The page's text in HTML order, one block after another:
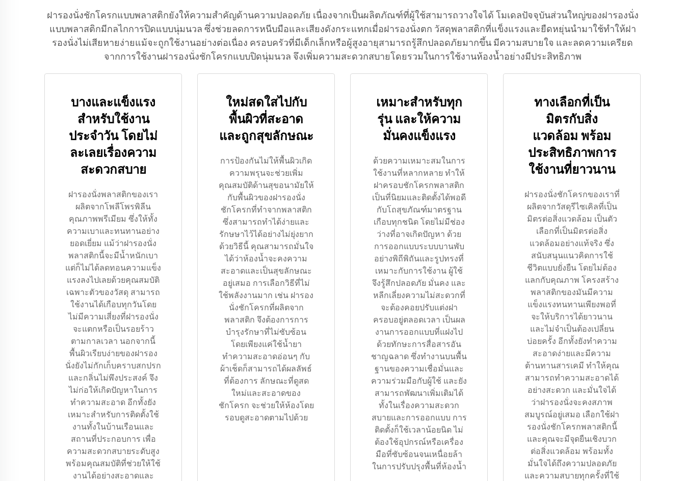
ฝารองนั่งชักโครกแบบพลาสติกยังให้ความสำคัญด้านความปลอดภัย เนื่องจากเป็นผลิตภัณฑ์ที่ผู้ใช้สามารถวางใจได้ โมเดลปัจจุบันส่วนใหญ่ของฝารองนั่ง
แบบพลาสติกมีกลไกการปิดแบบนุ่มนวล ซึ่งช่วยลดการหนีบมือและเสียงดังกระแทกเมื่อฝารองนั่งตก วัสดุพลาสติกที่แข็งแรงและยืดหยุ่นนำมาใช้ทำให้ฝา
รองนั่งไม่เสียหายง่ายแม้จะถูกใช้งานอย่างต่อเนื่อง ครอบครัวที่มีเด็กเล็กหรือผู้สูงอายุสามารถรู้สึกปลอดภัยมากขึ้น มีความสบายใจ และลดความเครียด
จากการใช้งานฝารองนั่งชักโครกแบบปิดนุ่มนวล จึงเพิ่มความสะดวกสบายโดยรวมในการใช้งานห้องน้ำอย่างมีประสิทธิภาพ
บางและแข็งแรง
สำหรับใช้งาน
ประจำวัน โดยไม่
ละเลยเรื่องความ
สะดวกสบาย
ฝารองนั่งพลาสติกของเรา
ผลิตจากโพลีโพรพิลีน
คุณภาพพรีเมียม ซึ่งให้ทั้ง
ความเบาและทนทานอย่าง
ยอดเยี่ยม แม้ว่าฝารองนั่ง
พลาสติกนี้จะมีน้ำหนักเบา
แต่ก็ไม่ได้ลดทอนความแข็ง
แรงลงไปเลยด้วยคุณสมบัติ
เฉพาะตัวของวัสดุ สามารถ
ใช้งานได้เกือบทุกวันโดย
ไม่มีความเสี่ยงที่ฝารองนั่ง
จะแตกหรือเป็นรอยร้าว
ตามกาลเวลา นอกจากนี้
พื้นผิวเรียบง่ายของฝารอง
นั่งยังไม่กักเก็บคราบสกปรก
และกลิ่นไม่พึงประสงค์ จึง
ไม่ก่อให้เกิดปัญหาในการ
ทำความสะอาด อีกทั้งยัง
เหมาะสำหรับการติดตั้งใช้
งานทั้งในบ้านเรือนและ
สถานที่ประกอบการ เพื่อ
ความสะดวกสบายระดับสูง
พร้อมคุณสมบัติที่ช่วยให้ใช้
งานได้อย่างสะอาดและ
ใหม่สดใสไปกับ
พื้นผิวที่สะอาด
และถูกสุขลักษณะ
การป้องกันไม่ให้พื้นผิวเกิด
ความพรุนจะช่วยเพิ่ม
คุณสมบัติด้านสุขอนามัยให้
กับพื้นผิวของฝารองนั่ง
ชักโครกที่ทำจากพลาสติก
ซึ่งสามารถทำได้ง่ายและ
รักษษาไว้ได้อย่างไม่ยุ่งยาก
ด้วยวิธีนี้ คุณสามารถมั่นใจ
ได้ว่าห้องน้ำจะคงความ
สะอาดและเป็นสุขลักษณะ
อยู่เสมอ การเลือกวิธีที่ไม่
ใช้พลังงานมาก เช่น ฝารอง
นั่งชักโครกที่ผลิตจาก
พลาสติก จึงต้องการการ
บำรุงรักษาที่ไม่ซับซ้อน
โดยเพียงแค่ใช้น้ำยา
ทำความสะอาดอ่อนๆ กับ
ผ้าเช็ดก็สามารถได้ผลลัพธ์
ที่ต้องการ ลักษณะที่ดูสด
ใหม่และสะอาดของ
ชักโครก จะช่วยให้ห้องโดย
รอบดูสะอาดตามไปด้วย
เหมาะสำหรับทุก
รุ่น และให้ความ
มั่นคงแข็งแรง
ด้วยความเหมาะสมในการ
ใช้งานที่หลากหลาย ทำให้
ฝาครอบชักโครกพลาสติก
เป็นที่นิยมและติดตั้งได้พอดี
กับโถสุขภัณฑ์มาตรฐาน
เกือบทุกชนิด โดยไม่มีช่อง
ว่างที่อาจเกิดปัญหา ด้วย
การออกแบบระบบบานพับ
อย่างพิถีพิถันและรูปทรงที่
เหมาะกับการใช้งาน ผู้ใช้
จึงรู้สึกปลอดภัย มั่นคง และ
หลีกเลี่ยงความไม่สะดวกที่
จะต้องคอยปรับแต่งฝา
ครอบอยู่ตลอดเวลา เป็นผล
งานการออกแบบที่แฝงไป
ด้วยทักษะการสื่อสารอัน
ชาญฉลาด ซึ่งทำงานบนพื้น
ฐานของความเชื่อมั่นและ
ความร่วมมือกับผู้ใช้ และยัง
สามารถพัฒนาเพิ่มเติมได้
ทั้งในเรื่องความสะดวก
สบายและการออกแบบ การ
ติดตั้งก็ใช้เวลาน้อยนิด ไม่
ต้องใช้อุปกรณ์หรือเครื่อง
มือที่ซับซ้อนจนเหนื่อยล้า
ในการปรับปรุงพื้นที่ห้องน้ำ
ทางเลือกที่เป็น
มิตรกับสิ่ง
แวดล้อม พร้อม
ประสิทธิภาพการ
ใช้งานที่ยาวนาน
ฝารองนั่งชักโครกของเราที่
ผลิตจากวัสดุรีไซเคิลที่เป็น
มิตรต่อสิ่งแวดล้อม เป็นตัว
เลือกที่เป็นมิตรต่อสิ่ง
แวดล้อมอย่างแท้จริง ซึ่ง
สนับสนุนแนวคิดการใช้
ชีวิตแบบยั่งยืน โดยไม่ต้อง
แลกกับคุณภาพ โครงสร้าง
พลาสติกของมันมีความ
แข็งแรงทนทานเพียงพอที่
จะให้บริการได้ยาวนาน
และไม่จำเป็นต้องเปลี่ยน
บ่อยครั้ง อีกทั้งยังทำความ
สะอาดง่ายและมีความ
ต้านทานสารเคมี ทำให้คุณ
สามารถทำความสะอาดได้
อย่างสะดวก และมั่นใจได้
ว่าฝารองนั่งจะคงสภาพ
สมบูรณ์อยู่เสมอ เลือกใช้ฝา
รองนั่งชักโครกพลาสติกนี้
และคุณจะมีจุดยืนเชิงบวก
ต่อสิ่งแวดล้อม พร้อมทั้ง
มั่นใจได้ถึงความปลอดภัย
และความสบายทุกครั้งที่ใช้